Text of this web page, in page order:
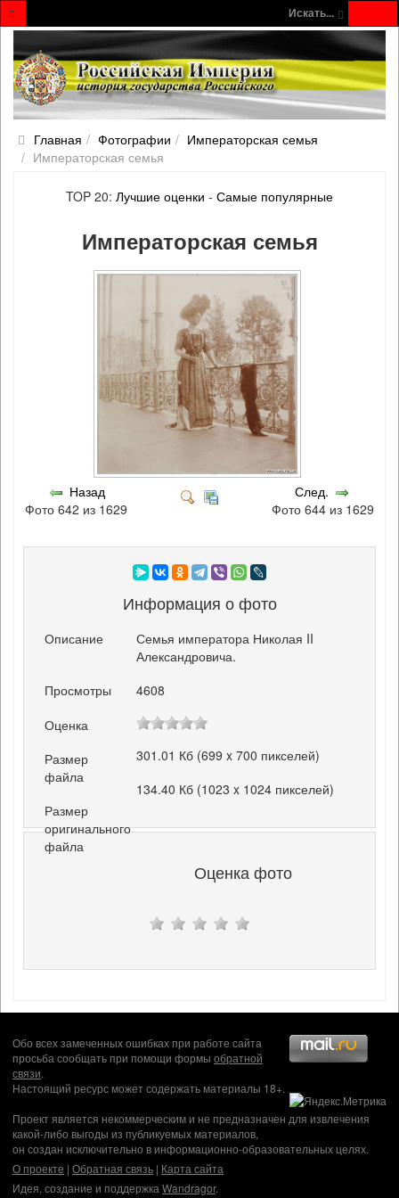
Искать...
Главная Фотографии
Императорская семья
Императорская семья
TOP 20: Лучшие оценки - Самые популярные
Императорская семья
Назад
Фото 642 из 1629
След.
Фото 644 из 1629
Информация о фото
Описание
Семья императора Николая II
Александровича.
Просмотры
4608
Оценка
Размер
файла
301.01 Кб (699 x 700 пикселей)
Размер
оригинального
файла
134.40 Кб (1023 x 1024 пикселей)
Оценка фото
Обо всех замеченных ошибках при работе сайта
просьба сообщать при помощи формы обратной
связи.
Настоящий ресурс может содержать материалы 18+.
Проект является некоммерческим и не предназначен для извлечения
какой-либо выгоды из публикуемых материалов,
он создан исключительно в информационно-образовательных целях.
О проекте | Обратная связь | Карта сайта
Идея, создание и поддержка Wandragor.